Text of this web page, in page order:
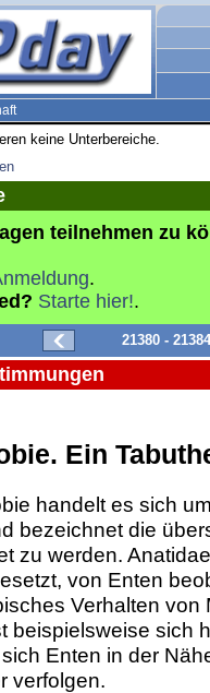
keine Unterbereiche.
teilnehmen zu
.
Starte hier!.
21380 -
Ein
handelt es sich
bezeichnet die
zu werden.
von Enten
Verhalten
beispielsweise sich
Enten in der
verfolgen.